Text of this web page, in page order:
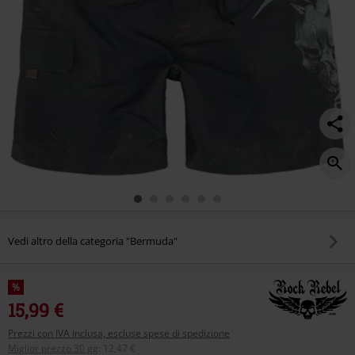
Vedi altro della categoria "Bermuda"
%
15,99 €
Prezzi con IVA inclusa, escluse spese di spedizione
Miglior prezzo 30 gg
12,47 €